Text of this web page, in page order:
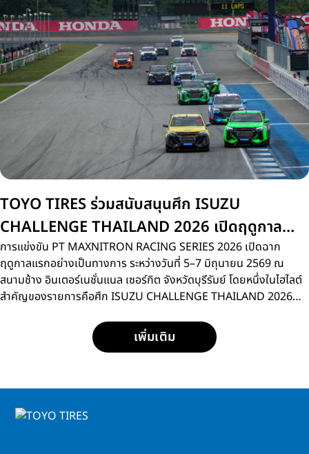
TOYO TIRES ร่วมสนับสนุนศึก ISUZU
CHALLENGE THAILAND 2026 เปิดฤดูกาล
สนามแรกที่บุรีรัมย์
การแข่งขัน PT MAXNITRON RACING SERIES 2026 เปิดฉาก
ฤดูกาลแรกอย่างเป็นทางการ ระหว่างวันที่ 5–7 มิถุนายน 2569 ณ
สนามช้าง อินเตอร์เนชั่นแนล เซอร์กิต จังหวัดบุรีรัมย์ โดยหนึ่งในไฮไลต์
สำคัญของรายการคือศึก ISUZU CHALLENGE THAILAND 2026
15 คน ได้ลงสนามประชันความเร็วด้วยรถแข่ง ISUZU D-MAX
SPACECAB 2.2 Ddi MAXFORCE ภายใต้มาตรฐานการแข่งขัน
เพิ่มเติม